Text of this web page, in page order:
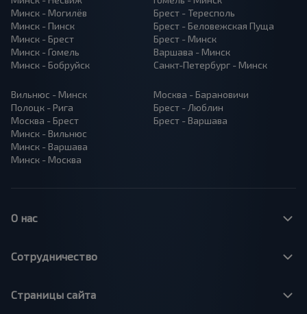
Минск - Могилёв
Минск - Пинск
Минск - Брест
Минск - Гомель
Минск - Бобруйск
Брест - Тересполь
Брест - Беловежская Пуща
Брест - Минск
Варшава - Минск
Санкт-Петербург - Минск
Вильнюс - Минск
Полоцк - Рига
Москва - Брест
Минск - Вильнюс
Минск - Варшава
Минск - Москва
Москва - Барановичи
Брест - Люблин
Брест - Варшава
О нас
Сотрудничество
Страницы сайта